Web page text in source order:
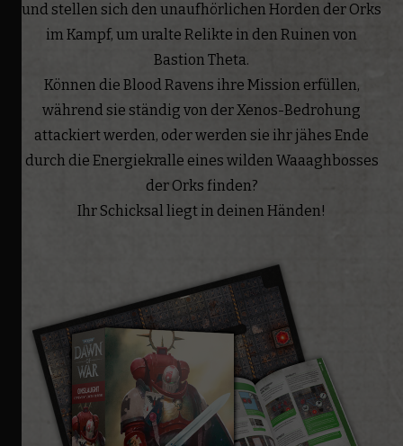
und stellen sich den unaufhörlichen Horden der Orks
im Kampf, um uralte Relikte in den Ruinen von
Bastion Theta.
Können die Blood Ravens ihre Mission erfüllen,
während sie ständig von der Xenos-Bedrohung
attackiert werden, oder werden sie ihr jähes Ende
durch die Energiekralle eines wilden Waaaghbosses
der Orks finden?
Ihr Schicksal liegt in deinen Händen!